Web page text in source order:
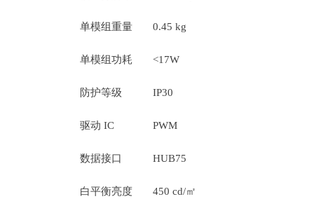
单模组重量 0.45 kg
单模组功耗 <17W
防护等级 IP30
驱动 IC PWM
数据接口 HUB75
白平衡亮度 450 cd/㎡